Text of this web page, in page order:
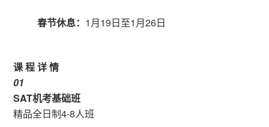
春节休息： 1月19日至1月26日
课 程 详 情
01
SAT机考基础班
精品全日制4-8人班